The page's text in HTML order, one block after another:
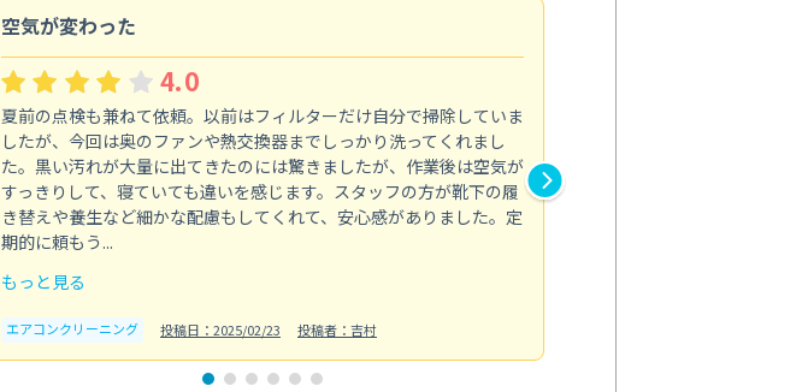
空気が変わった
4.0
夏前の点検も兼ねて依頼。以前はフィルターだけ自分で掃除していま
したが、今回は奥のファンや熱交換器までしっかり洗ってくれまし
た。黒い汚れが大量に出てきたのには驚きましたが、作業後は空気が
すっきりして、寝ていても違いを感じます。スタッフの方が靴下の履
き替えや養生など細かな配慮もしてくれて、安心感がありました。定
期的に頼もう...
もっと見る
エアコンクリーニング 投稿日：2025/02/23 投稿者：吉村